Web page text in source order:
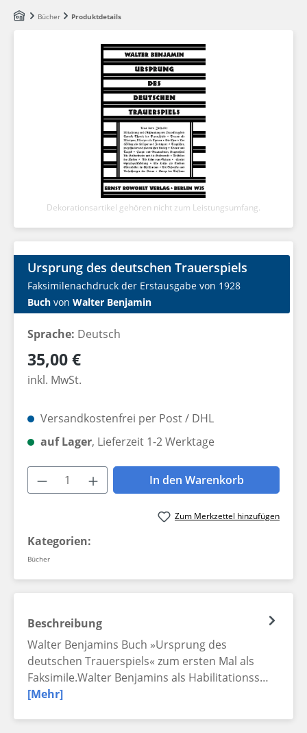
Zum Hauptinhalt springen
Bücher Produktdetails
Dekorationsartikel gehören nicht zum Leistungsumfang.
Ursprung des deutschen Trauerspiels
Faksimilenachdruck der Erstausgabe von 1928
Buch von Walter Benjamin
Sprache: Deutsch
Regulärer Preis:
35,00 €
inkl. MwSt.
Versandkostenfrei per Post / DHL
auf Lager, Lieferzeit 1-2 Werktage
Produkt Anzahl: Gib den
In den Warenkorb
Zum Merkzettel hinzufügen
Kategorien:
Bücher
Beschreibung
Walter Benjamins Buch »Ursprung des
deutschen Trauerspiels« zum ersten Mal als
Faksimile.Walter Benjamins als Habilitationss…
[Mehr]